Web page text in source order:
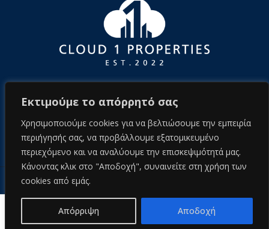
Εκτιμούμε το απόρρητό σας
Χρησιμοποιούμε cookies για να βελτιώσουμε την εμπειρία
περιήγησής σας, να προβάλλουμε εξατομικευμένο
περιεχόμενο και να αναλύουμε την επισκεψιμότητά μας.
Κάνοντας κλικ στο "Αποδοχή", συναινείτε στη χρήση των
cookies από εμάς.
Απόρριψη Αποδοχή
Tamara
© 2026 cloud1properties.com
Πολιτική απορρήτου